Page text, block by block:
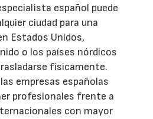
español puede
ciudad para una
Estados Unidos,
o los países nórdicos
físicamente.
empresas españolas
profesionales frente a
con mayor